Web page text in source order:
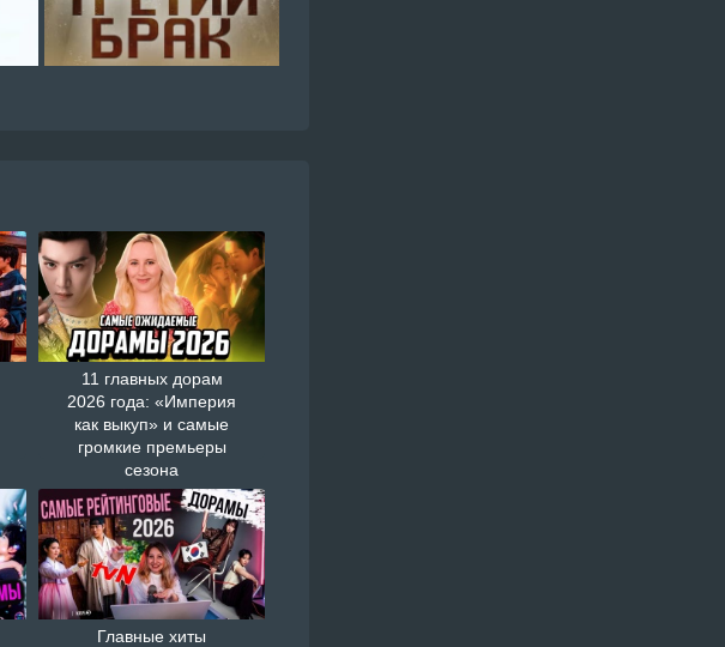
11 главных дорам
2026 года: «Империя
как выкуп» и самые
громкие премьеры
сезона
Главные хиты